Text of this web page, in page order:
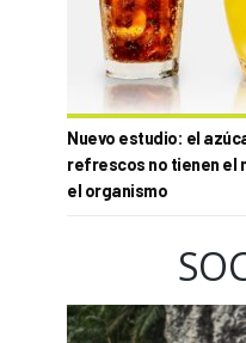
Nuevo estudio: el
refrescos no tienen el
el organismo